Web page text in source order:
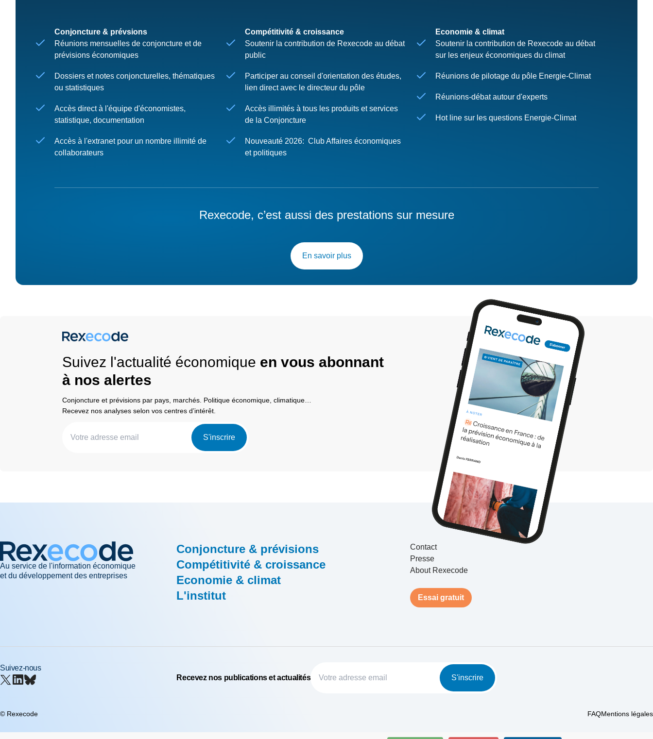
Conjoncture & prévsions
Réunions mensuelles de conjoncture et de
prévisions économiques
Dossiers et notes conjoncturelles, thématiques
ou statistiques
Accès direct à l'équipe d'économistes,
statistique, documentation
Accès à l'extranet pour un nombre illimité de
collaborateurs
Compétitivité & croissance
Soutenir la contribution de Rexecode au débat
public
Participer au conseil d'orientation des études,
lien direct avec le directeur du pôle
Accès illimités à tous les produits et services
de la Conjoncture
Nouveauté 2026: Club Affaires économiques
et politiques
Economie & climat
Soutenir la contribution de Rexecode au débat
sur les enjeux économiques du climat
Réunions de pilotage du pôle Energie-Climat
Réunions-débat autour d'experts
Hot line sur les questions Energie-Climat
Rexecode, c’est aussi des prestations sur mesure
En savoir plus
Suivez l'actualité économique en vous abonnant
à nos alertes
Conjoncture et prévisions par pays, marchés. Politique économique, climatique…
Recevez nos analyses selon vos centres d’intérêt.
S'inscrire
Au service de l'information économique
et du développement des entreprises
Conjoncture & prévisions
Compétitivité & croissance
Economie & climat
L'institut
Contact
Presse
About Rexecode
Essai gratuit
Suivez-nous
Recevez nos publications et actualités
S'inscrire
© Rexecode FAQMentions légales